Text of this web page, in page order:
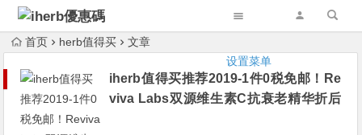
设置菜单
首页 herb值得买 文章
iherb值得买推荐2019-1件0税免邮！Re
viva Labs双源维生素C抗衰老精华折后